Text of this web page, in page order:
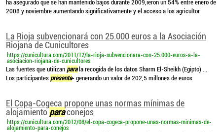
ha asegurado que se han mantenido bajos durante 2009,ieron un 54% entre enero de
2008 y noviembre aumentando significativamente y el acceso a los agricultor
La Rioja subvencionará con 25.000 euros a la Asociación
Riojana de Cunicultores
https://cunicultura.com/2011/12/la-rioja-subvencionara-con-25.000-euros-a-la-
asociacion-riojana-de-cunicultores
Las fuentes que utilizan parala recogida de los datos Sharm El-Sheikh (Egipto) ...
Los participantes presenta- generando un valor de 202,5 millones de euros
El Copa-Cogeca propone unas normas mínimas de
alojamiento paraconejos
https://cunicultura.com/2012/08/el-copa-cogeca-propone-unas-normas-minimas-de-
alojamiento-para-conejos